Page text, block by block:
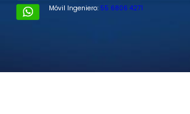
Móvil Ingeniero: 55 6806 4271